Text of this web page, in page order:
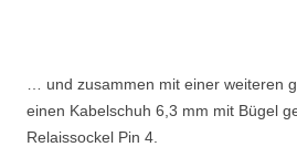
… und zusammen mit einer weiteren
einen Kabelschuh 6,3 mm mit Bügel
Relaissockel Pin 4.